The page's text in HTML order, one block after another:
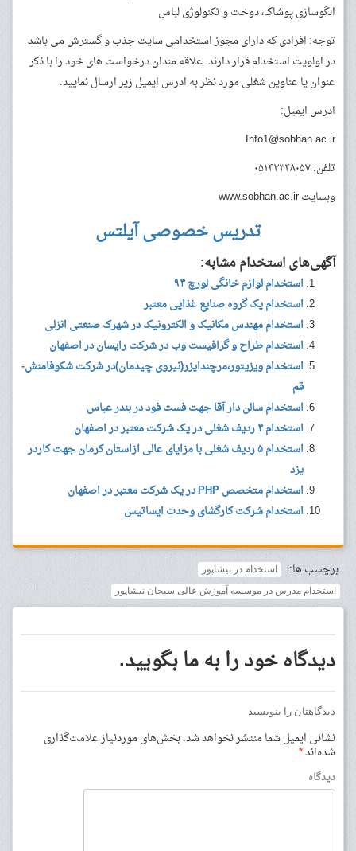
الگوسازی پوشاک، دوخت و تکنولوژی لباس
توجه: افرادی که دارای مجوز استخدامی سایت جذب و گسترش می باشد
در اولویت استخدام قرار دارند. علاقه مندان درخواست های خود را با ذکر
عنوان یا عناوین شغلی مورد نظر به ادرس ایمیل زیر ارسال نمایید.
ادرس ایمیل:
Info1@sobhan.ac.ir
تلفن: ۰۵۱۴۳۳۴۸۰۵۷
وبسایتwww.sobhan.ac.ir
تدریس خصوصی آیلتس
آگهی‌های استخدام مشابه:
استخدام لوازم خانگی لورچ ۹۴
استخدام یک گروه صنایع غذایی معتبر
استخدام مهندس مکانیک و الکترونیک در شهرک صنعتی انزلی
استخدام طراح و گرافیست وب در شرکت رایسان در اصفهان
استخدام ویزیتور،مرچندایزر(نیروی چیدمان)در شرکت شکوفامنش-
قم
استخدام سالن دار آقا جهت فست فود در بندر عباس
استخدام ۴ ردیف شغلی در یک شرکت معتبر در اصفهان
استخدام ۵ ردیف شغلی با مزایای عالی ازاستان کرمان جهت کاردر
یزد
استخدام متخصص PHP در یک شرکت معتبر در اصفهان
استخدام شرکت کارگشای وحدت ایساتیس
برچسب ها:
استخدام در نیشاپور
استخدام مدرس در موسسه آموزش عالی سبحان نیشاپور
دیدگاه خود را به ما بگویید.
دیدگاهتان را بنویسید
نشانی ایمیل شما منتشر نخواهد شد.بخش‌های موردنیاز علامت‌گذاری
شده‌اند*
دیدگاه